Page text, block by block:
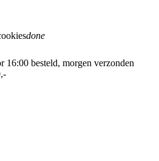
done
16:00 besteld, morgen verzonden